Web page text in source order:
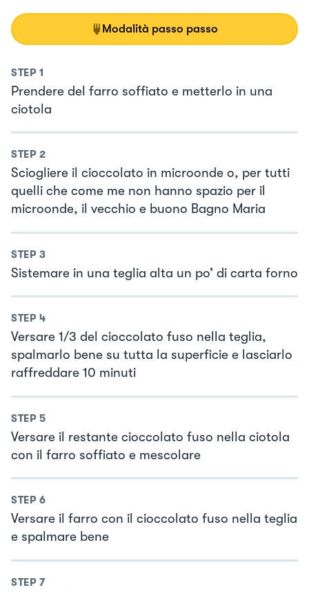
Modalità passo passo
STEP 1
Prendere del farro soffiato e metterlo in una
ciotola
STEP 2
Sciogliere il cioccolato in microonde o, per tutti
quelli che come me non hanno spazio per il
microonde, il vecchio e buono Bagno Maria
STEP 3
Sistemare in una teglia alta un po’ di carta forno
STEP 4
Versare 1/3 del cioccolato fuso nella teglia,
spalmarlo bene su tutta la superficie e lasciarlo
raffreddare 10 minuti
STEP 5
Versare il restante cioccolato fuso nella ciotola
con il farro soffiato e mescolare
STEP 6
Versare il farro con il cioccolato fuso nella teglia
e spalmare bene
STEP 7